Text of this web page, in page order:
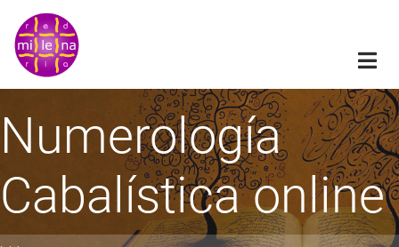
Pasar
contenido
principal
Numerología
Cabalística online